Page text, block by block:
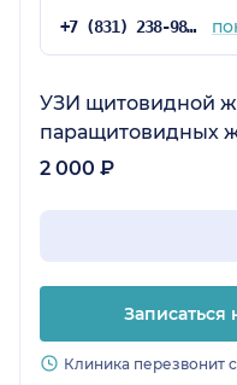
+7 (831) 238-98-54
УЗИ щитовидной
паращитовидных
2 000 ₽
Записаться
Клиника перезвонит